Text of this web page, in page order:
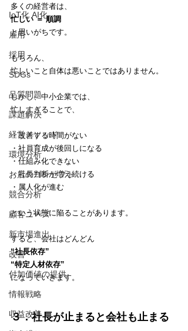
IoT化 AI化
雇用
採用
SDGs
品質問題
課題解決
経営メソッド
環境分析
お店のコンセプト
競合分析
顧客ニーズ
新市場進出
改善
付加価値の提供
情報戦略
収益改善
多くの経営者は、
忙しい ＝ 順調
と思いがちです。
もちろん、
忙しいこと自体は悪いことではありません。
しかし、中小企業では、
忙しすぎることで、
・改善する時間がない
・社員育成が後回しになる
・仕組み化できない
・社長判断が増え続ける
・属人化が進む
という状態に陥ることがあります。
すると、会社はどんどん
“社長依存”
“特定人材依存”
になっていきます。
３．社長が止まると会社も止まる